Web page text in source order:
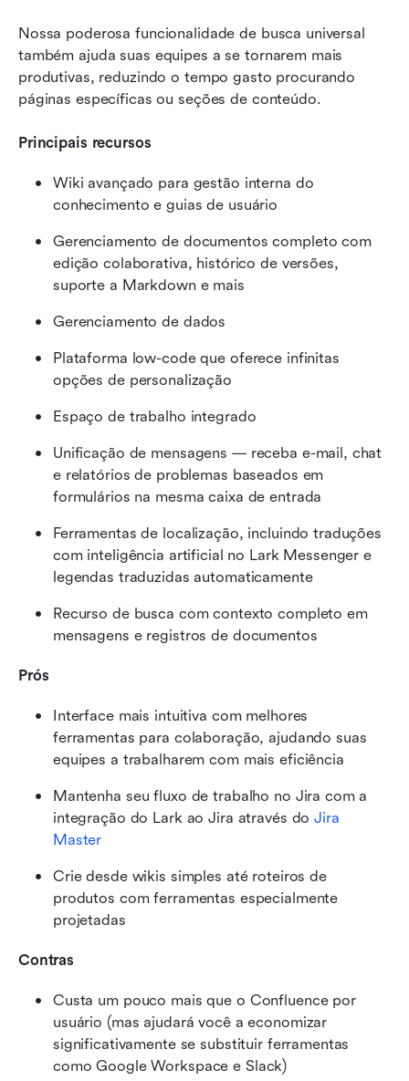
Nossa poderosa funcionalidade de busca universal
também ajuda suas equipes a se tornarem mais
produtivas, reduzindo o tempo gasto procurando
páginas específicas ou seções de conteúdo.
Principais recursos
Wiki avançado para gestão interna do
conhecimento e guias de usuário
Gerenciamento de documentos completo com
edição colaborativa, histórico de versões,
suporte a Markdown e mais
Gerenciamento de dados
Plataforma low-code que oferece infinitas
opções de personalização
Espaço de trabalho integrado
Unificação de mensagens — receba e-mail, chat
e relatórios de problemas baseados em
formulários na mesma caixa de entrada
Ferramentas de localização, incluindo traduções
com inteligência artificial no Lark Messenger e
legendas traduzidas automaticamente
Recurso de busca com contexto completo em
mensagens e registros de documentos
Prós
Interface mais intuitiva com melhores
ferramentas para colaboração, ajudando suas
equipes a trabalharem com mais eficiência
Mantenha seu fluxo de trabalho no Jira com a
integração do Lark ao Jira através do Jira
Master
Crie desde wikis simples até roteiros de
produtos com ferramentas especialmente
projetadas
Contras
Custa um pouco mais que o Confluence por
usuário (mas ajudará você a economizar
significativamente se substituir ferramentas
como Google Workspace e Slack)